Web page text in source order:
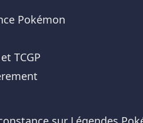
Pokémon
TCGP